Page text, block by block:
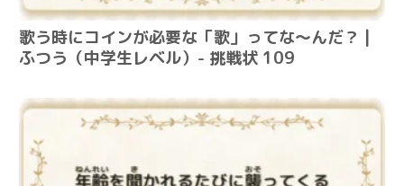
歌う時にコインが必要な「歌」ってな～んだ？ |
ふつう（中学生レベル）- 挑戦状 109